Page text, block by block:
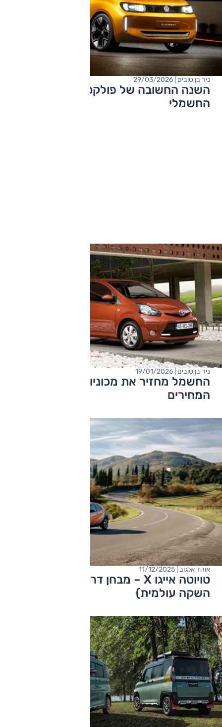
השנה החשובה של פולקסווגן בשוק
החשמלי
ניר בן טובים | 29/03/2026
החשמל מחזיר את מכוניות המיני, לא את
המחירים
ניר בן טובים | 19/01/2026
טויוטה אייגו X – מבחן דרכים (מתיחת פנים,
השקה עולמית)
אוהד אלגוב | 11/12/2025